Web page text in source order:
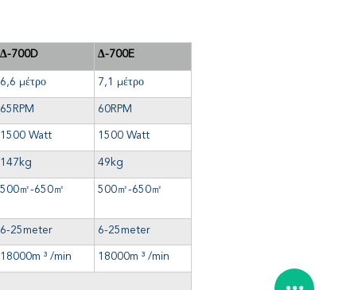
Δ-700D Δ-700E
6,6 μέτρο 7,1 μέτρο
65RPM 60RPM
1500 Watt 1500 Watt
147kg 49kg
500㎡-650㎡ 500㎡-650㎡
6-25meter 6-25meter
18000m ³ /min 18000m ³ /min